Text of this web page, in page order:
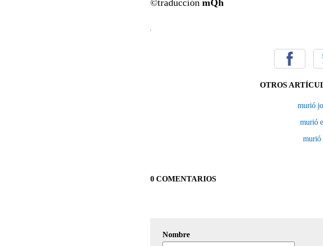
©traducción mQh
OTROS
murió
murió
murió
0 COMENTARIOS
Nombre